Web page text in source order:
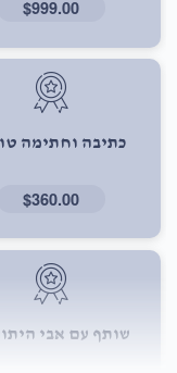
$999.00
כתיבה וחתימה
$360.00
שותף עם אבי